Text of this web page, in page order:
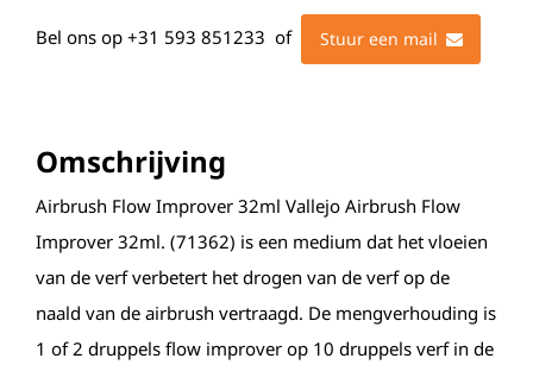
Bel ons op +31 593 851233 of Stuur een mail
Omschrijving
Airbrush Flow Improver 32ml Vallejo Airbrush Flow
Improver 32ml. (71362) is een medium dat het vloeien
van de verf verbetert het drogen van de verf op de
naald van de airbrush vertraagd. De mengverhouding is
1 of 2 druppels flow improver op 10 druppels verf in de